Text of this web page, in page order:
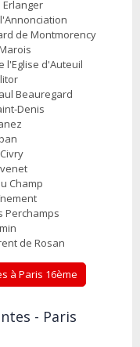
de Montmorency
l'Eglise d'Auteuil
Beauregard
Denis
Champ
Perchamps
de Rosan
à Paris 16ème
- Paris